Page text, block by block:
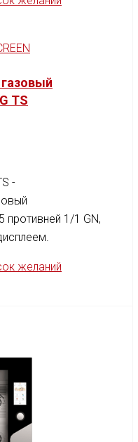
TS
-
противней 1/1 GN,
желаний